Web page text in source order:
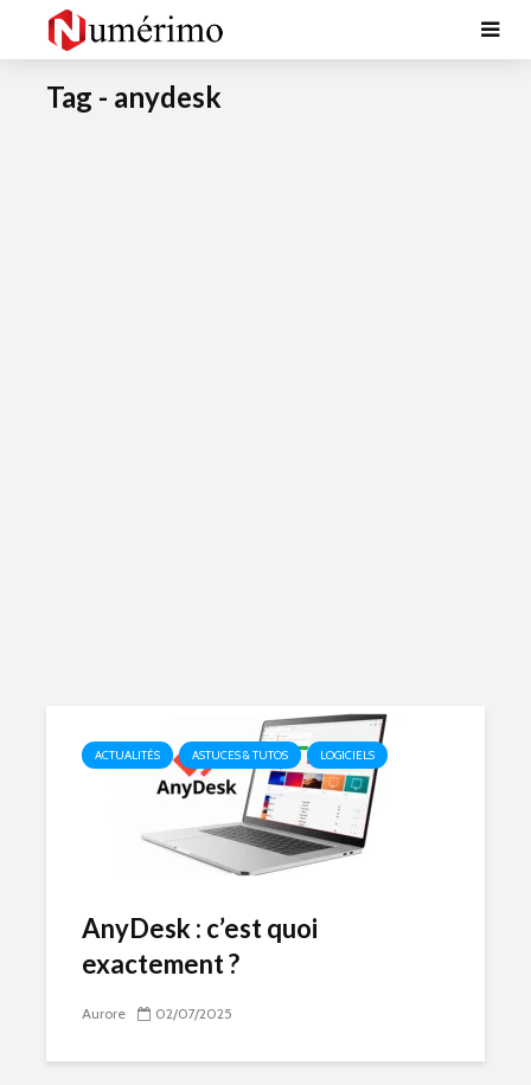
Tag - anydesk
ACTUALITÉS ASTUCES & TUTOS LOGICIELS
AnyDesk : c’est quoi
exactement ?
Aurore 02/07/2025